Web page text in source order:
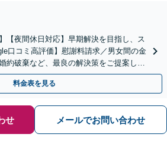
【夜間休日対応】早期解決を目指し、ス
口コミ高評価】慰謝料請求／男女間の金
約破棄など、最良の解決策をご提案しま
赤坂駅徒歩3分】
料金表を見る
せ メールでお問い合わせ